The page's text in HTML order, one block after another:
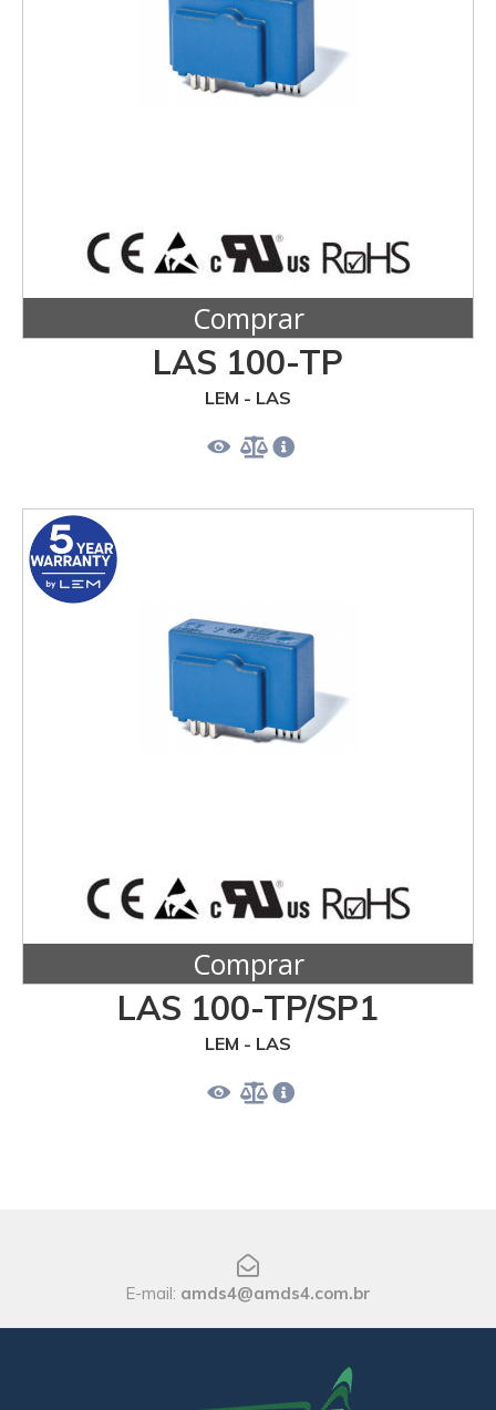
Comprar
LAS 100-TP
LEM - LAS
Comprar
LAS 100-TP/SP1
LEM - LAS
E-mail: amds4@amds4.com.br